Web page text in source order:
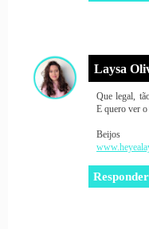
Laysa
Que legal,
E quero ver
Beijos
Responder